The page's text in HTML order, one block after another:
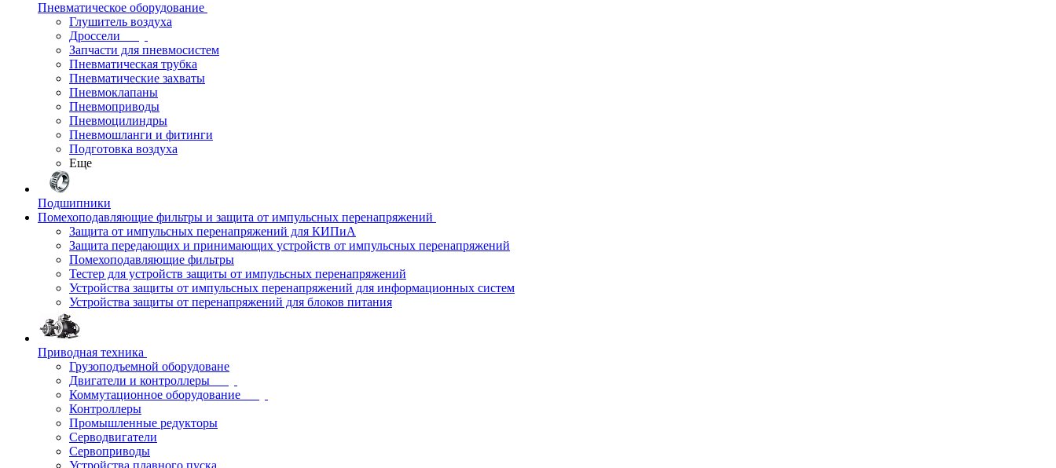
Пневматическое оборудование
Глушитель воздуха
Дроссели
Запчасти для пневмосистем
Пневматическая трубка
Пневматические захваты
Пневмоклапаны
Пневмоприводы
Пневмоцилиндры
Пневмошланги и фитинги
Подготовка воздуха
Еще
Подшипники
Помехоподавляющие фильтры и защита от импульсных перенапряжений
Защита от импульсных перенапряжений для КИПиА
Защита передающих и принимающих устройств от импульсных перенапряжений
Помехоподавляющие фильтры
Тестер для устройств защиты от импульсных перенапряжений
Устройства защиты от импульсных перенапряжений для информационных систем
Устройства защиты от перенапряжений для блоков питания
Приводная техника
Грузоподъемной оборудоване
Двигатели и контроллеры
Коммутационное оборудование
Контроллеры
Промышленные редукторы
Серводвигатели
Сервоприводы
Устройства плавного пуска